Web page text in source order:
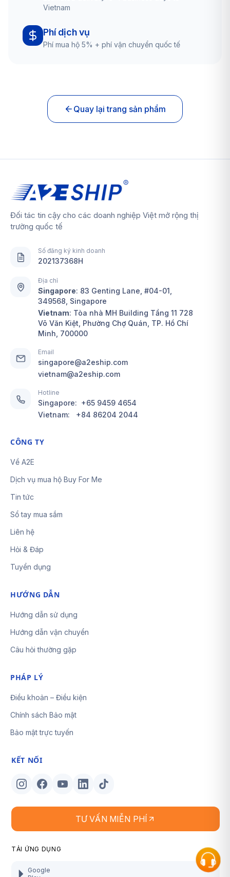
Vietnam
Phí dịch vụ
Phí mua hộ 5% + phí vận chuyển quốc tế
Quay lại trang sản phẩm
Đối tác tin cậy cho các doanh nghiệp Việt mở rộng thị
trường quốc tế
Số đăng ký kinh doanh
202137368H
Địa chỉ
Singapore: 83 Genting Lane, #04-01,
349568, Singapore
Vietnam: Tòa nhà MH Building Tầng 11 728
Võ Văn Kiệt, Phường Chợ Quán, TP. Hồ Chí
Minh, 700000
Email
singapore@a2eship.com
vietnam@a2eship.com
Hotline
Singapore: +65 9459 4654
Vietnam: +84 86204 2044
CÔNG TY
Về A2E
Dịch vụ mua hộ Buy For Me
Tin tức
Sổ tay mua sắm
Liên hệ
Hỏi & Đáp
Tuyển dụng
HƯỚNG DẪN
Hướng dẫn sử dụng
Hướng dẫn vận chuyển
Câu hỏi thường gặp
PHÁP LÝ
Điều khoản – Điều kiện
Chính sách Bảo mật
Bảo mật trực tuyến
KẾT NỐI
TƯ VẤN MIỄN PHÍ
TẢI ỨNG DỤNG
Google